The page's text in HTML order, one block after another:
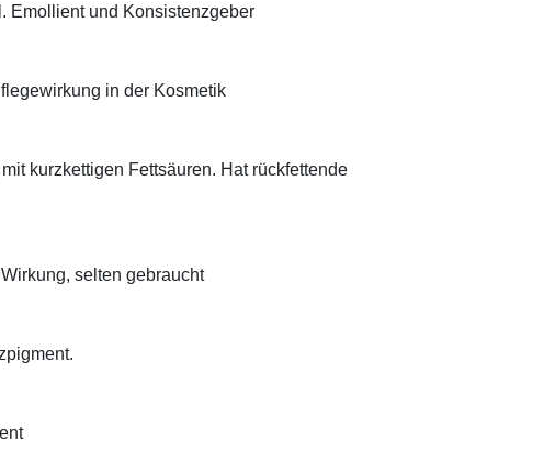
Emollient und Konsistenzgeber
in der Kosmetik
kurzkettigen Fettsäuren. Hat rückfettende
selten gebraucht